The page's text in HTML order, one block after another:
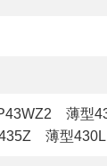
薄型
薄型430L